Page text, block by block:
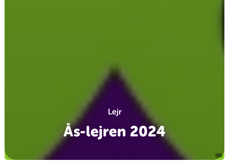
Lejr
Ås-lejren 2024